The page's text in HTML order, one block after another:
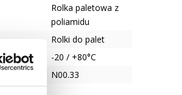
Rolka paletowa z
poliamidu
Rolki do palet
-20 / +80°C
N00.33